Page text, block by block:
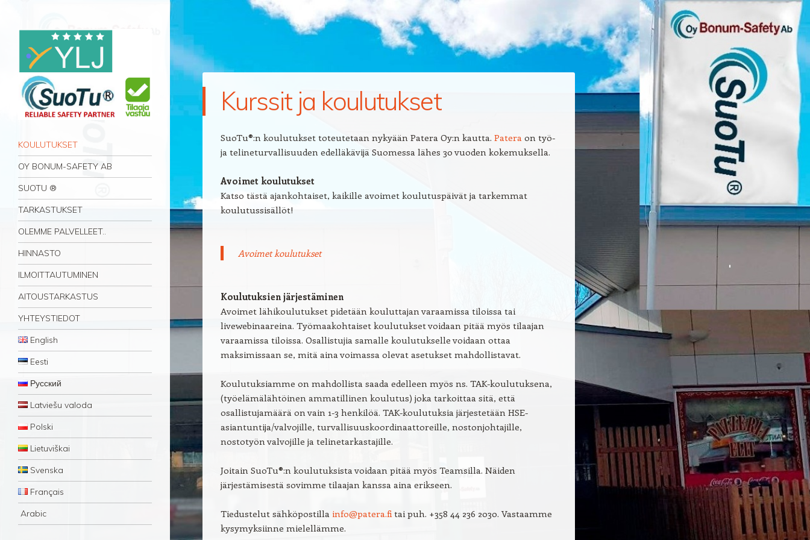
Navigation
Skip to content
KOULUTUKSET
OY BONUM-SAFETY AB
SUOTU ®
TARKASTUKSET
OLEMME PALVELLEET..
HINNASTO
ILMOITTAUTUMINEN
AITOUSTARKASTUS
YHTEYSTIEDOT
English
Eesti
Русский
Latviešu valoda
Polski
Lietuviškai
Svenska
Français
Arabic
Kurssit ja koulutukset
SuoTu®:n koulutukset toteutetaan nykyään Patera Oy:n kautta. Patera on työ-
ja telineturvallisuuden edelläkävijä Suomessa lähes 30 vuoden kokemuksella.
Avoimet koulutukset
Katso tästä ajankohtaiset, kaikille avoimet koulutuspäivät ja tarkemmat
koulutussisällöt!
Avoimet koulutukset
Koulutuksien järjestäminen
Avoimet lähikoulutukset pidetään kouluttajan varaamissa tiloissa tai
livewebinaareina. Työmaakohtaiset koulutukset voidaan pitää myös tilaajan
varaamissa tiloissa. Osallistujia samalle koulutukselle voidaan ottaa
maksimissaan se, mitä aina voimassa olevat asetukset mahdollistavat.
Koulutuksiamme on mahdollista saada edelleen myös ns. TAK-koulutuksena,
(työelämälähtöinen ammatillinen koulutus) joka tarkoittaa sitä, että
osallistujamäärä on vain 1-3 henkilöä. TAK-koulutuksia järjestetään HSE-
asiantuntija/valvojille, turvallisuuskoordinaattoreille, nostonjohtajille,
nostotyön valvojille ja telinetarkastajille.
Joitain SuoTu®:n koulutuksista voidaan pitää myös Teamsilla. Näiden
järjestämisestä sovimme tilaajan kanssa aina erikseen.
Tiedustelut sähköpostilla info@patera.fitai puh. +358 44 236 2030. Vastaamme
kysymyksiinne mielellämme.